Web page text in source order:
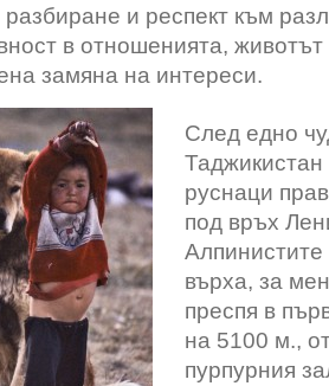
и респект към
в отношенията,
замяна на интереси.
След едно
Таджикистан
руснаци
под връх
Алпинистите
върха, за
преспя в
на 5100 м.,
пурпурния